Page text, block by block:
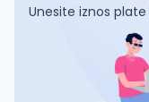
Unesite iznos